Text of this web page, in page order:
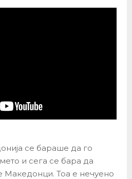
се бараше да го
и сега се бара да
Македонци. Тоа е нечуено